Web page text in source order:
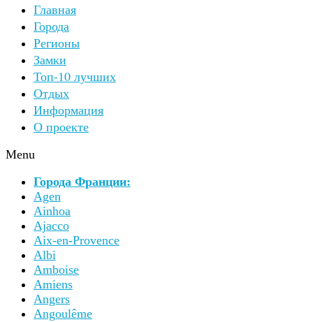
Главная
Города
Регионы
Замки
Топ-10 лучших
Отдых
Информация
О проекте
Menu
Города Франции:
Agen
Ainhoa
Ajacco
Aix-en-Provence
Albi
Amboise
Amiens
Angers
Angoulême